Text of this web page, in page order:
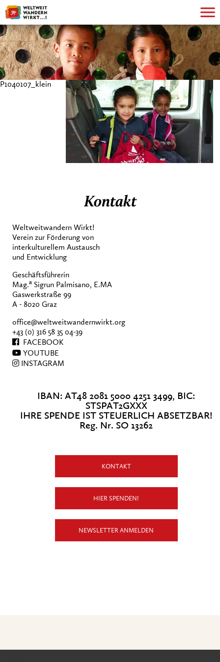
P1040107_klein
Kontakt
Weltweitwandern Wirkt!
Verein zur Förderung von
interkulturellem Austausch
und Entwicklung
Geschäftsführerin
Mag.a Sigrun Palmisano, E.MA
Gaswerkstraße 99
A - 8020 Graz
office@weltweitwandernwirkt.org
+43 (0) 316 58 35 04-39
FACEBOOK
YOUTUBE
INSTAGRAM
IBAN: AT48 2081 5000 4251 3499, BIC:
STSPAT2GXXX
IHRE SPENDE IST STEUERLICH ABSETZBAR!
Reg. Nr. SO 13262
KONTAKT
HIER SPENDEN!
NEWSLETTER ANMELDEN